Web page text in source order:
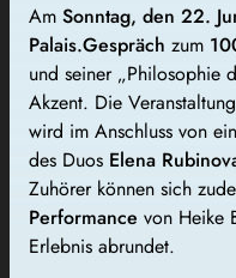
Am Sonntag, den 22.
Palais.Gespräch zum
und seiner „Philosophie
Akzent. Die
wird im Anschluss von
des Duos Elena
Zuhörer können sich
Performance von Heike
Erlebnis abrundet.